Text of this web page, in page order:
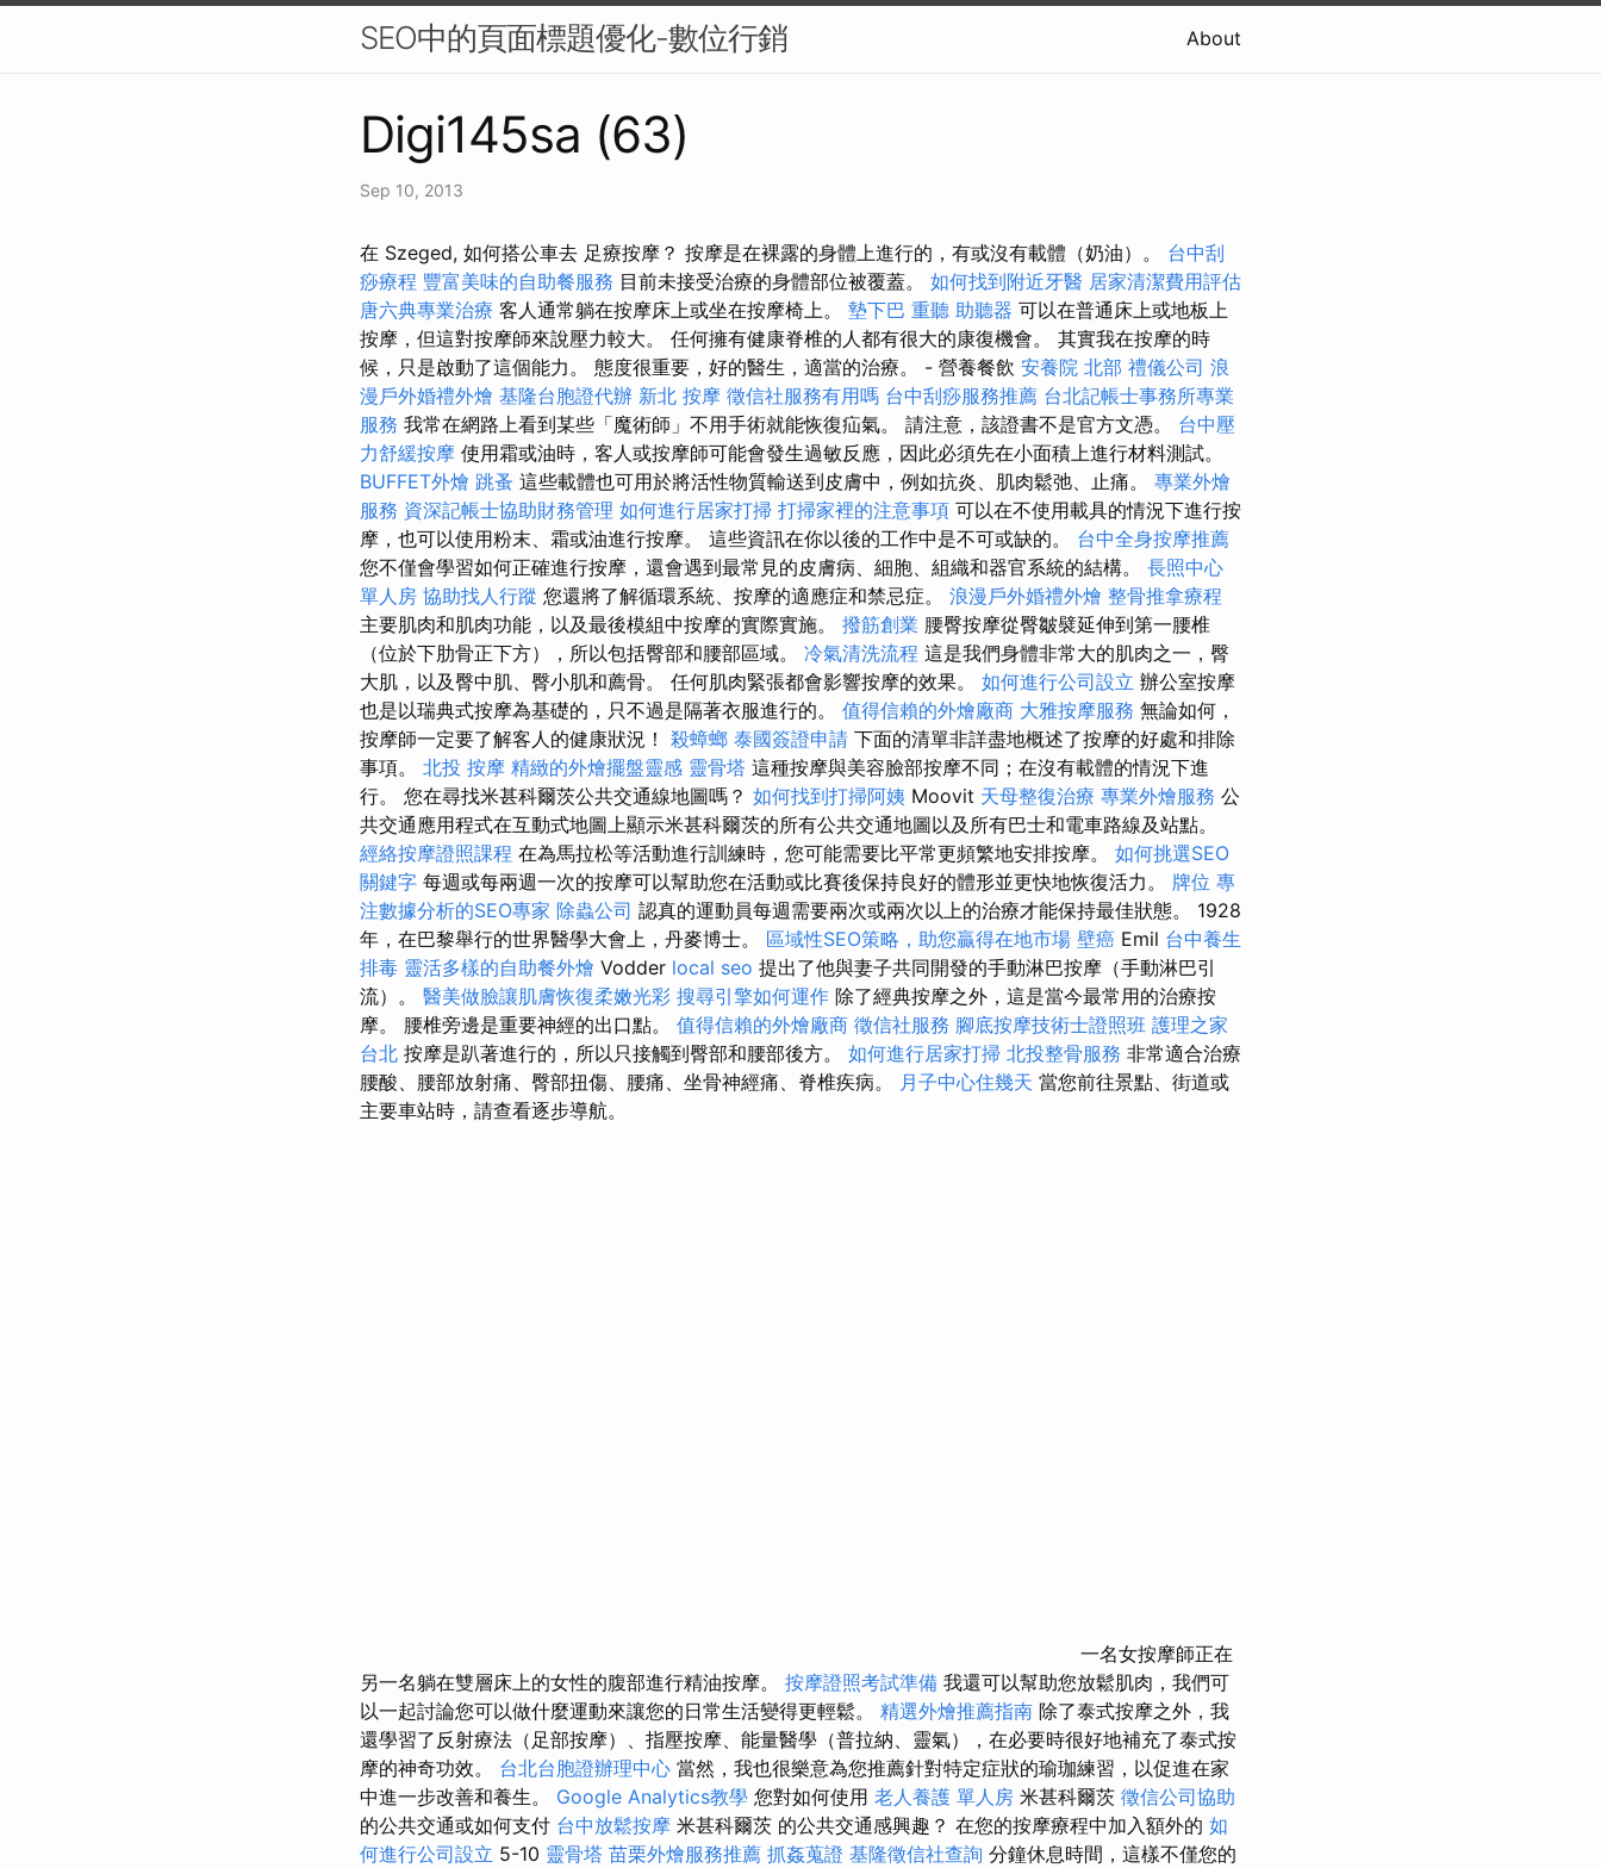
SEO中的頁面標題優化-數位行銷 About
Digi145sa (63)
Sep 10, 2013
在 Szeged, 如何搭公車去 足療按摩？ 按摩是在裸露的身體上進行的，有或沒有載體（奶油）。 台中刮
痧療程 豐富美味的自助餐服務 目前未接受治療的身體部位被覆蓋。 如何找到附近牙醫 居家清潔費用評估
唐六典專業治療 客人通常躺在按摩床上或坐在按摩椅上。 墊下巴 重聽 助聽器 可以在普通床上或地板上
按摩，但這對按摩師來說壓力較大。 任何擁有健康脊椎的人都有很大的康復機會。 其實我在按摩的時
候，只是啟動了這個能力。 態度很重要，好的醫生，適當的治療。 - 營養餐飲 安養院 北部 禮儀公司 浪
漫戶外婚禮外燴 基隆台胞證代辦 新北 按摩 徵信社服務有用嗎 台中刮痧服務推薦 台北記帳士事務所專業
服務 我常在網路上看到某些「魔術師」不用手術就能恢復疝氣。 請注意，該證書不是官方文憑。 台中壓
力舒緩按摩 使用霜或油時，客人或按摩師可能會發生過敏反應，因此必須先在小面積上進行材料測試。
BUFFET外燴 跳蚤 這些載體也可用於將活性物質輸送到皮膚中，例如抗炎、肌肉鬆弛、止痛。 專業外燴
服務 資深記帳士協助財務管理 如何進行居家打掃 打掃家裡的注意事項 可以在不使用載具的情況下進行按
摩，也可以使用粉末、霜或油進行按摩。 這些資訊在你以後的工作中是不可或缺的。 台中全身按摩推薦
您不僅會學習如何正確進行按摩，還會遇到最常見的皮膚病、細胞、組織和器官系統的結構。 長照中心
單人房 協助找人行蹤 您還將了解循環系統、按摩的適應症和禁忌症。 浪漫戶外婚禮外燴 整骨推拿療程
主要肌肉和肌肉功能，以及最後模組中按摩的實際實施。 撥筋創業 腰臀按摩從臀皺襞延伸到第一腰椎
（位於下肋骨正下方），所以包括臀部和腰部區域。 冷氣清洗流程 這是我們身體非常大的肌肉之一，臀
大肌，以及臀中肌、臀小肌和薦骨。 任何肌肉緊張都會影響按摩的效果。 如何進行公司設立 辦公室按摩
也是以瑞典式按摩為基礎的，只不過是隔著衣服進行的。 值得信賴的外燴廠商 大雅按摩服務 無論如何，
按摩師一定要了解客人的健康狀況！ 殺蟑螂 泰國簽證申請 下面的清單非詳盡地概述了按摩的好處和排除
事項。 北投 按摩 精緻的外燴擺盤靈感 靈骨塔 這種按摩與美容臉部按摩不同；在沒有載體的情況下進
行。 您在尋找米甚科爾茨公共交通線地圖嗎？ 如何找到打掃阿姨 Moovit 天母整復治療 專業外燴服務 公
共交通應用程式在互動式地圖上顯示米甚科爾茨的所有公共交通地圖以及所有巴士和電車路線及站點。
經絡按摩證照課程 在為馬拉松等活動進行訓練時，您可能需要比平常更頻繁地安排按摩。 如何挑選SEO
關鍵字 每週或每兩週一次的按摩可以幫助您在活動或比賽後保持良好的體形並更快地恢復活力。 牌位 專
注數據分析的SEO專家 除蟲公司 認真的運動員每週需要兩次或兩次以上的治療才能保持最佳狀態。 1928
年，在巴黎舉行的世界醫學大會上，丹麥博士。 區域性SEO策略，助您贏得在地市場 壁癌 Emil 台中養生
排毒 靈活多樣的自助餐外燴 Vodder local seo 提出了他與妻子共同開發的手動淋巴按摩（手動淋巴引
流）。 醫美做臉讓肌膚恢復柔嫩光彩 搜尋引擎如何運作 除了經典按摩之外，這是當今最常用的治療按
摩。 腰椎旁邊是重要神經的出口點。 值得信賴的外燴廠商 徵信社服務 腳底按摩技術士證照班 護理之家
台北 按摩是趴著進行的，所以只接觸到臀部和腰部後方。 如何進行居家打掃 北投整骨服務 非常適合治療
腰酸、腰部放射痛、臀部扭傷、腰痛、坐骨神經痛、脊椎疾病。
月子中心住幾天 當您前往景點、街道或
主要車站時，請查看逐步導航。
一名女按摩師正在
另一名躺在雙層床上的女性的腹部進行精油按摩。 按摩證照考試準備 我還可以幫助您放鬆肌肉，我們可
以一起討論您可以做什麼運動來讓您的日常生活變得更輕鬆。 精選外燴推薦指南 除了泰式按摩之外，我
還學習了反射療法（足部按摩）、指壓按摩、能量醫學（普拉納、靈氣），在必要時很好地補充了泰式按
摩的神奇功效。 台北台胞證辦理中心 當然，我也很樂意為您推薦針對特定症狀的瑜珈練習，以促進在家
中進一步改善和養生。 Google Analytics教學 您對如何使用 老人養護 單人房 米甚科爾茨 徵信公司協助
的公共交通或如何支付 台中放鬆按摩 米甚科爾茨 的公共交通感興趣？ 在您的按摩療程中加入額外的 如
何進行公司設立 5-10 靈骨塔 苗栗外燴服務推薦 抓姦蒐證 基隆徵信社查詢 分鐘休息時間，這樣不僅您的